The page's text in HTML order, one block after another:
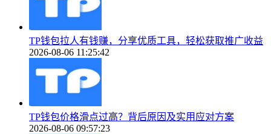
TP钱包拉人有钱赚，分享优质工具，轻松获取推广收益
2026-08-06 11:25:42
TP钱包价格滑点过高？背后原因及实用应对方案
2026-08-06 09:57:23